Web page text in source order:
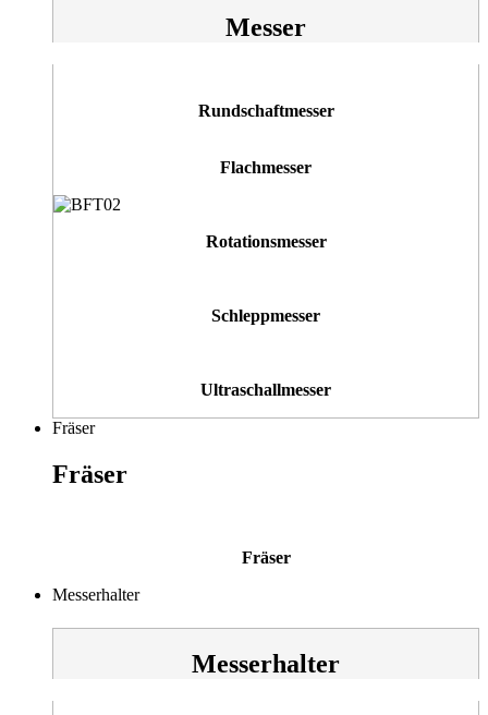
Messer
Rundschaftmesser
Flachmesser
Rotationsmesser
Schleppmesser
Ultraschallmesser
Fräser
Fräser
Fräser
Messerhalter
Messerhalter